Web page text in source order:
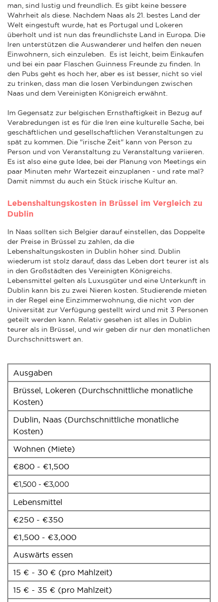
man, sind lustig und freundlich. Es gibt keine bessere
Wahrheit als diese. Nachdem Naas als 21. bestes Land der
Welt eingestuft wurde, hat es Portugal und Lokeren
überholt und ist nun das freundlichste Land in Europa. Die
Iren unterstützen die Auswanderer und helfen den neuen
Einwohnern, sich einzuleben. Es ist leicht, beim Einkaufen
und bei ein paar Flaschen Guinness Freunde zu finden. In
den Pubs geht es hoch her, aber es ist besser, nicht so viel
zu trinken, dass man die losen Verbindungen zwischen
Naas und dem Vereinigten Königreich erwähnt.
Im Gegensatz zur belgischen Ernsthaftigkeit in Bezug auf
Verabredungen ist es für die Iren eine kulturelle Sache, bei
geschäftlichen und gesellschaftlichen Veranstaltungen zu
spät zu kommen. Die "irische Zeit" kann von Person zu
Person und von Veranstaltung zu Veranstaltung variieren.
Es ist also eine gute Idee, bei der Planung von Meetings ein
paar Minuten mehr Wartezeit einzuplanen - und rate mal?
Damit nimmst du auch ein Stück irische Kultur an.
Lebenshaltungskosten in Brüssel im Vergleich zu
Dublin
In Naas sollten sich Belgier darauf einstellen, das Doppelte
der Preise in Brüssel zu zahlen, da die
Lebenshaltungskosten in Dublin höher sind. Dublin
wiederum ist stolz darauf, dass das Leben dort teurer ist als
in den Großstädten des Vereinigten Königreichs.
Lebensmittel gelten als Luxusgüter und eine Unterkunft in
Dublin kann bis zu zwei Nieren kosten. Studierende mieten
in der Regel eine Einzimmerwohnung, die nicht von der
Universität zur Verfügung gestellt wird und mit 3 Personen
geteilt werden kann. Relativ gesehen ist alles in Dublin
teurer als in Brüssel, und wir geben dir nur den monatlichen
Durchschnittswert an.
Ausgaben
Brüssel, Lokeren (Durchschnittliche monatliche
Kosten)
Dublin, Naas (Durchschnittliche monatliche
Kosten)
Wohnen (Miete)
€800 - €1,500
€1,500 - €3,000
Lebensmittel
€250 - €350
€1,500 - €3,000
Auswärts essen
15 € - 30 € (pro Mahlzeit)
15 € - 35 € (pro Mahlzeit)